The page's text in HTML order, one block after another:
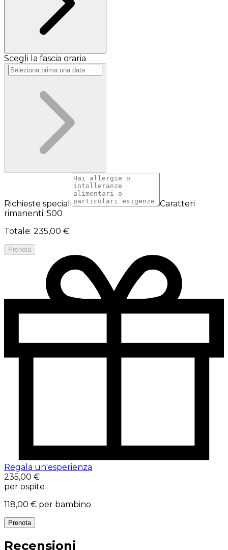
Scegli la fascia oraria
Richieste speciali
Caratteri
rimanenti: 500
Totale: 235,00 €
Prenota
Regala un'esperienza
235,00 €
per ospite
118,00 € per bambino
Prenota
Recensioni